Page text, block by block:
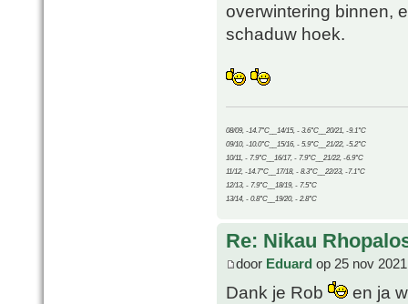
overwintering binnen,
schaduw hoek.
08/09, -14.7°C__14/15, - 3.6°C__20/21, -9.1°C
09/10, -10.0°C__15/16, - 5.9°C__21/22, -5.2°C
10/11, - 7.9°C__16/17, - 7.9°C__21/22, -6.9°C
11/12, -14.7°C__17/18, - 8.3°C__22/23, -7.1°C
12/13, - 7.9°C__18/19, - 7.5°C
13/14, - 0.8°C__19/20, - 2.8°C
Re: Nikau
door Eduard op 25 nov
Dank je Rob
en ja